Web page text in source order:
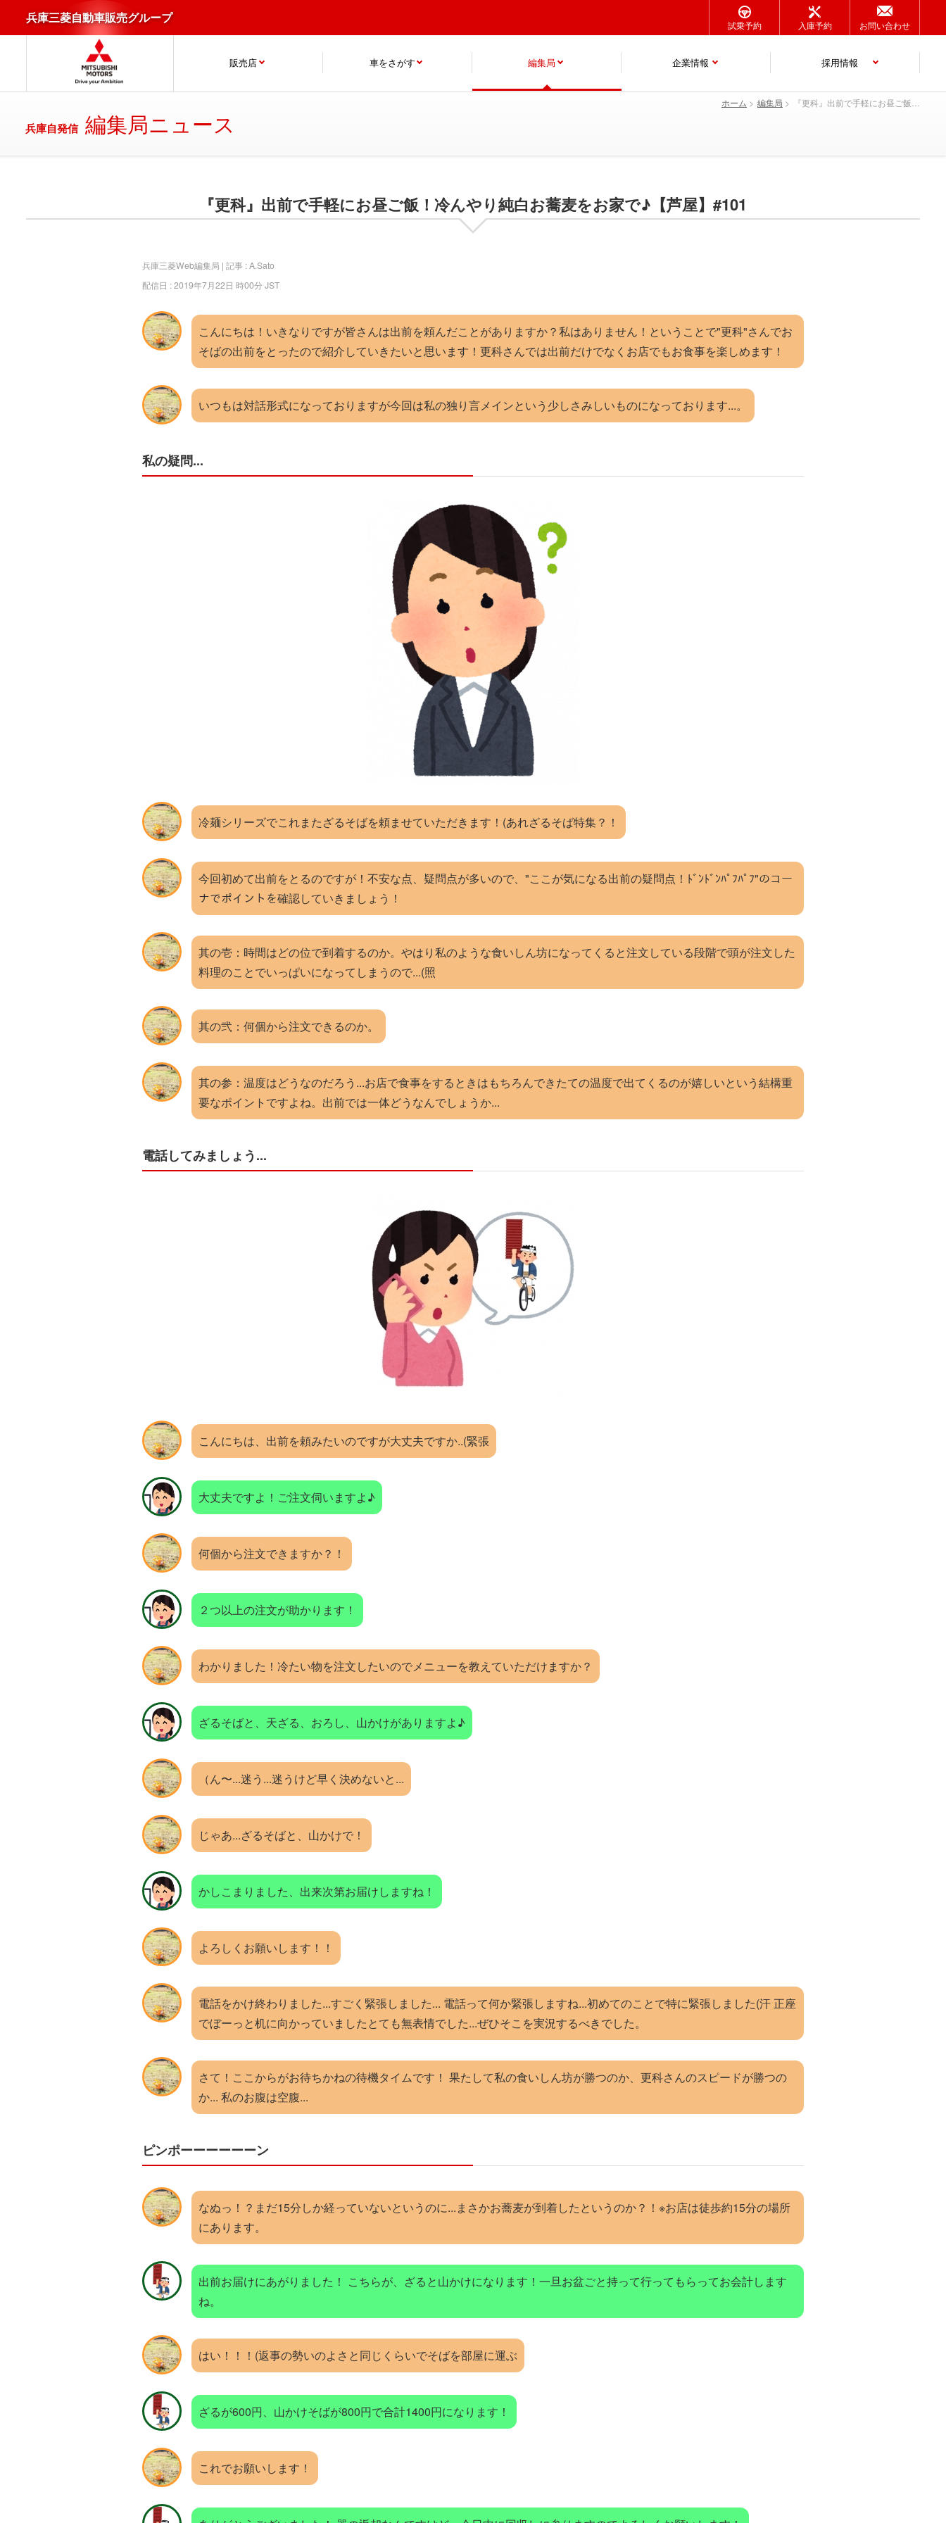
兵庫三菱自動車販売グループ
販売店 車をさがす 編集局 企業情報 採用情報
試乗予約 入庫予約 お問い合わせ
ホーム 編集局 『更科』出前で手軽にお昼ご飯！冷んやり純白お蕎麦をお家で♪【芦屋】#101
兵庫自発信 編集局ニュース
『更科』出前で手軽にお昼ご飯！冷んやり純白お蕎麦をお家で♪【芦屋】#101
兵庫三菱Web編集局 | 記事 : A.Sato
配信日 : 2019年7月22日 時00分 JST
こんにちは！いきなりですが皆さんは出前を頼んだことがありますか？私はありません！ということで"更科"さんでお
そばの出前をとったので紹介していきたいと思います！更科さんでは出前だけでなくお店でもお食事を楽しめます！
いつもは対話形式になっておりますが今回は私の独り言メインという少しさみしいものになっております...。
私の疑問...
冷麺シリーズでこれまたざるそばを頼ませていただきます！(あれざるそば特集？！
今回初めて出前をとるのですが！不安な点、疑問点が多いので、"ここが気になる出前の疑問点！ﾄﾞﾝﾄﾞﾝﾊﾟﾌﾊﾟﾌ"のコー
ナでポイントを確認していきましょう！
其の壱：時間はどの位で到着するのか。やはり私のような食いしん坊になってくると注文している段階で頭が注文した
料理のことでいっぱいになってしまうので...(照
其の弐：何個から注文できるのか。
其の参：温度はどうなのだろう...お店で食事をするときはもちろんできたての温度で出てくるのが嬉しいという結構重
要なポイントですよね。出前では一体どうなんでしょうか...
電話してみましょう...
こんにちは、出前を頼みたいのですが大丈夫ですか..(緊張
大丈夫ですよ！ご注文伺いますよ♪
何個から注文できますか？！
２つ以上の注文が助かります！
わかりました！冷たい物を注文したいのでメニューを教えていただけますか？
ざるそばと、天ざる、おろし、山かけがありますよ♪
（ん〜...迷う...迷うけど早く決めないと...
じゃあ...ざるそばと、山かけで！
かしこまりました、出来次第お届けしますね！
よろしくお願いします！！
電話をかけ終わりました...すごく緊張しました... 電話って何か緊張しますね...初めてのことで特に緊張しました(汗 正座
でぼーっと机に向かっていましたとても無表情でした...ぜひそこを実況するべきでした。
さて！ここからがお待ちかねの待機タイムです！ 果たして私の食いしん坊が勝つのか、更科さんのスピードが勝つの
か... 私のお腹は空腹...
ピンポーーーーーーン
なぬっ！？まだ15分しか経っていないというのに...まさかお蕎麦が到着したというのか？！※お店は徒歩約15分の場所
にあります。
出前お届けにあがりました！ こちらが、ざると山かけになります！一旦お盆ごと持って行ってもらってお会計します
ね。
はい！！！(返事の勢いのよさと同じくらいでそばを部屋に運ぶ
ざるが600円、山かけそばが800円で合計1400円になります！
これでお願いします！